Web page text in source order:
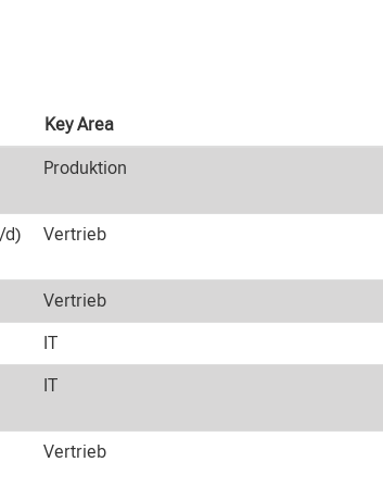
Key Area
Produktion
d)
Vertrieb
Vertrieb
IT
IT
Vertrieb